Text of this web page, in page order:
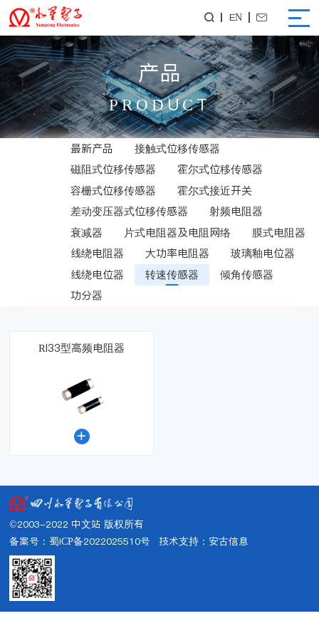
 EN 
产品
PRODUCT
最新产品
接触式位移传感器
磁阻式位移传感器
霍尔式位移传感器
容栅式位移传感器
霍尔式接近开关
差动变压器式位移传感器
射频电阻器
衰减器
片式电阻器及电阻网络
膜式电阻器
线绕电阻器
大功率电阻器
玻璃釉电位器
线绕电位器
转速传感器
倾角传感器
功分器
RI33型高频电阻器

©2003-2022 中文站 版权所有
备案号：蜀ICP备2022025510号 技术支持： 安古信息